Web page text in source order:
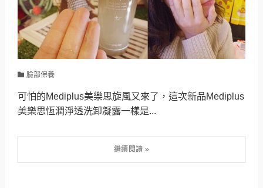
臉部保養
可怕的Mediplus美樂思旋風又來了，這次新品Mediplus
美樂思恆潤淨透洗卸凝露一樣是...